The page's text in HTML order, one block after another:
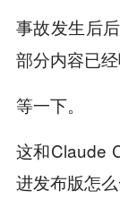
事故发生后
部分内容已经
等一下。
这和Claude
进发布版怎么